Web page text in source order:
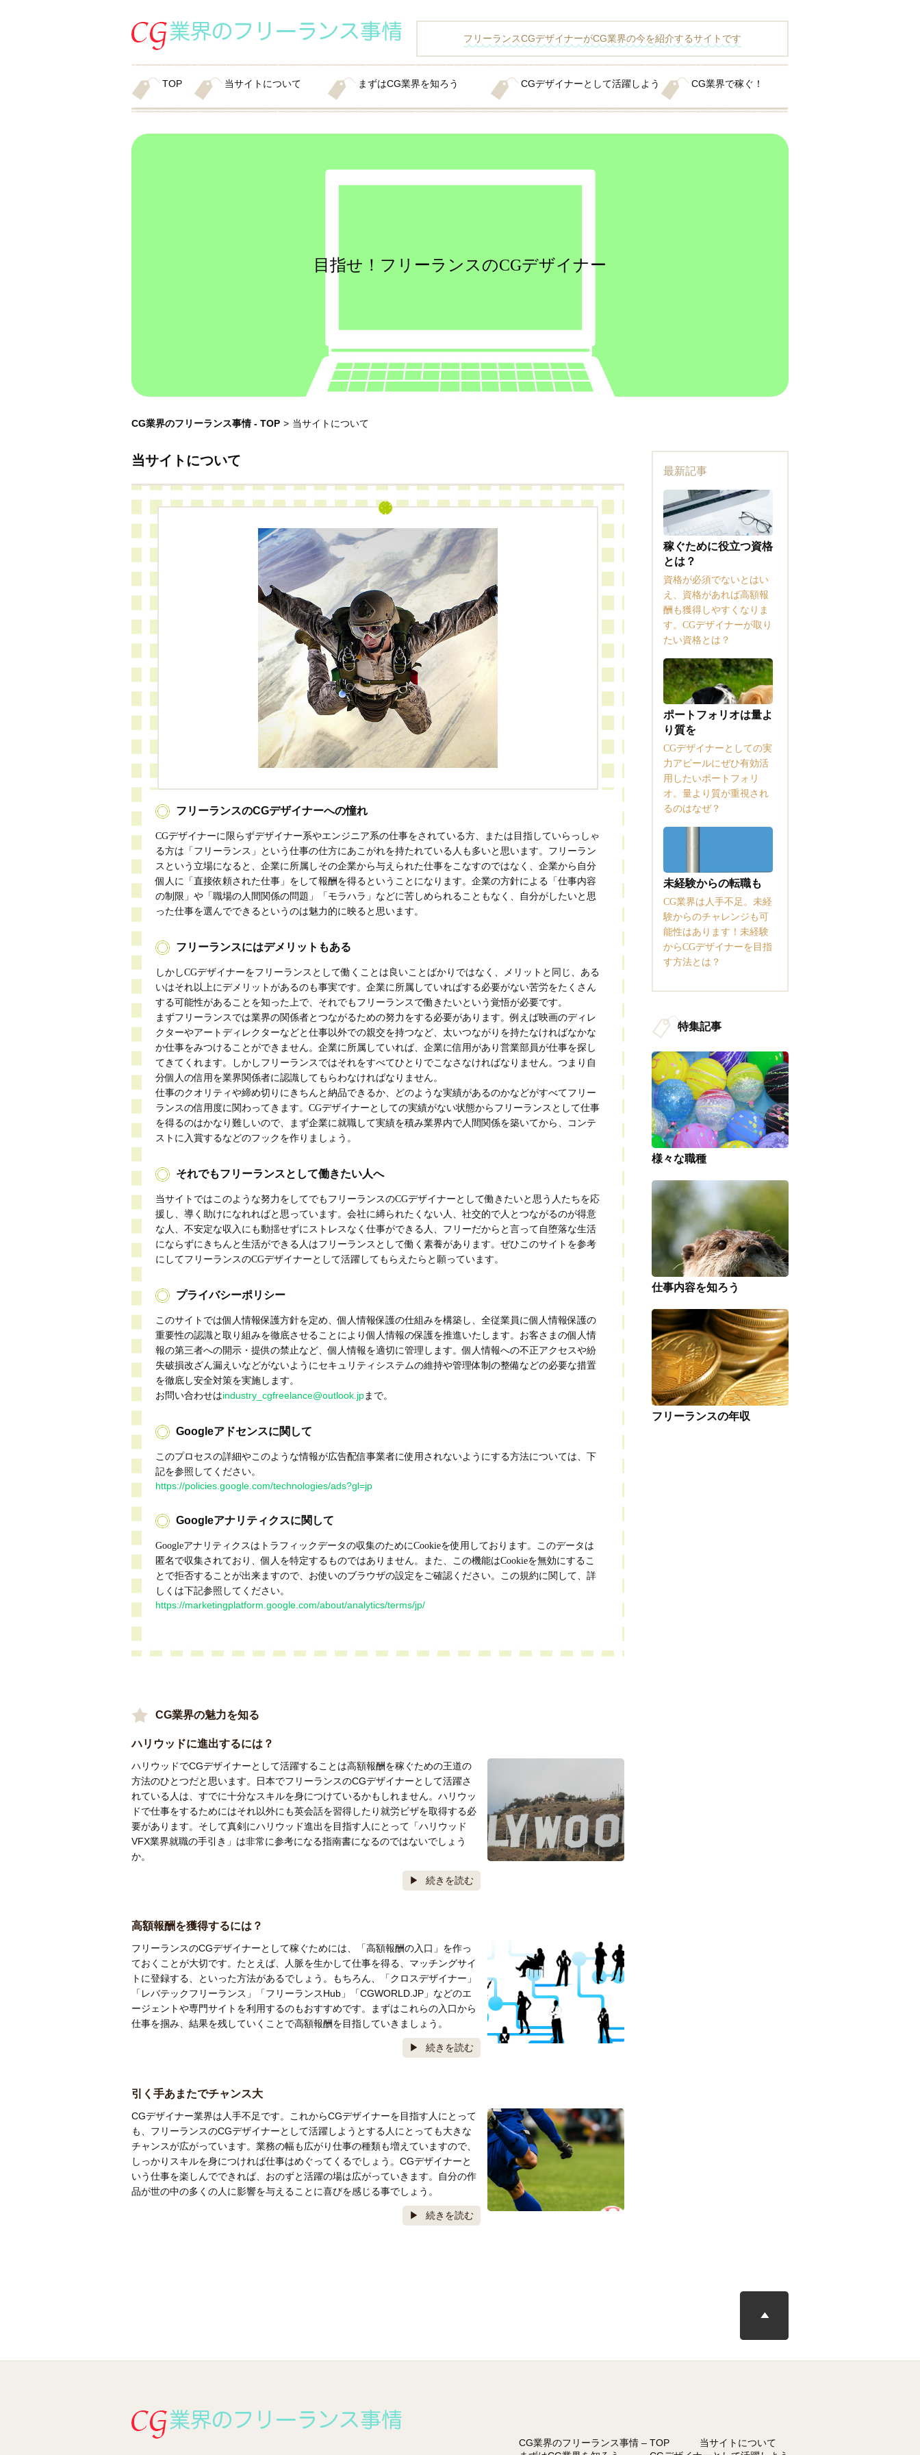
フリーランスCGデザイナーがCG業界の今を紹介するサイトです
TOP 当サイトについて まずはCG業界を知ろう CGデザイナーとして活躍しよう CG業界で稼ぐ！
目指せ！フリーランスのCGデザイナー
CG業界のフリーランス事情 - TOP > 当サイトについて
最新記事
稼ぐために役立つ資格
とは？
資格が必須でないとはい
え、資格があれば高額報
酬も獲得しやすくなりま
す。CGデザイナーが取り
たい資格とは？
ポートフォリオは量よ
り質を
CGデザイナーとしての実
力アピールにぜひ有効活
用したいポートフォリ
オ。量より質が重視され
るのはなぜ？
未経験からの転職も
CG業界は人手不足。未経
験からのチャレンジも可
能性はあります！未経験
からCGデザイナーを目指
す方法とは？
特集記事
様々な職種
仕事内容を知ろう
フリーランスの年収
当サイトについて
フリーランスのCGデザイナーへの憧れ
CGデザイナーに限らずデザイナー系やエンジニア系の仕事をされている方、または目指していらっしゃ
る方は「フリーランス」という仕事の仕方にあこがれを持たれている人も多いと思います。フリーラン
スという立場になると、企業に所属しその企業から与えられた仕事をこなすのではなく、企業から自分
個人に「直接依頼された仕事」をして報酬を得るということになります。企業の方針による「仕事内容
の制限」や「職場の人間関係の問題」「モラハラ」などに苦しめられることもなく、自分がしたいと思
った仕事を選んでできるというのは魅力的に映ると思います。
フリーランスにはデメリットもある
しかしCGデザイナーをフリーランスとして働くことは良いことばかりではなく、メリットと同じ、ある
いはそれ以上にデメリットがあるのも事実です。企業に所属していればする必要がない苦労をたくさん
する可能性があることを知った上で、それでもフリーランスで働きたいという覚悟が必要です。
まずフリーランスでは業界の関係者とつながるための努力をする必要があります。例えば映画のディレ
クターやアートディレクターなどと仕事以外での親交を持つなど、太いつながりを持たなければなかな
か仕事をみつけることができません。企業に所属していれば、企業に信用があり営業部員が仕事を探し
てきてくれます。しかしフリーランスではそれをすべてひとりでこなさなければなりません。つまり自
分個人の信用を業界関係者に認識してもらわなければなりません。
仕事のクオリティや締め切りにきちんと納品できるか、どのような実績があるのかなどがすべてフリー
ランスの信用度に関わってきます。CGデザイナーとしての実績がない状態からフリーランスとして仕事
を得るのはかなり難しいので、まず企業に就職して実績を積み業界内で人間関係を築いてから、コンテ
ストに入賞するなどのフックを作りましょう。
それでもフリーランスとして働きたい人へ
当サイトではこのような努力をしてでもフリーランスのCGデザイナーとして働きたいと思う人たちを応
援し、導く助けになれればと思っています。会社に縛られたくない人、社交的で人とつながるのが得意
な人、不安定な収入にも動揺せずにストレスなく仕事ができる人、フリーだからと言って自堕落な生活
にならずにきちんと生活ができる人はフリーランスとして働く素養があります。ぜひこのサイトを参考
にしてフリーランスのCGデザイナーとして活躍してもらえたらと願っています。
プライバシーポリシー
このサイトでは個人情報保護方針を定め、個人情報保護の仕組みを構築し、全従業員に個人情報保護の
重要性の認識と取り組みを徹底させることにより個人情報の保護を推進いたします。お客さまの個人情
報の第三者への開示・提供の禁止など、個人情報を適切に管理します。個人情報への不正アクセスや紛
失破損改ざん漏えいなどがないようにセキュリティシステムの維持や管理体制の整備などの必要な措置
を徹底し安全対策を実施します。
お問い合わせはindustry_cgfreelance@outlook.jpまで。
Googleアドセンスに関して
このプロセスの詳細やこのような情報が広告配信事業者に使用されないようにする方法については、下
記を参照してください。
https://policies.google.com/technologies/ads?gl=jp
Googleアナリティクスに関して
Googleアナリティクスはトラフィックデータの収集のためにCookieを使用しております。このデータは
匿名で収集されており、個人を特定するものではありません。また、この機能はCookieを無効にするこ
とで拒否することが出来ますので、お使いのブラウザの設定をご確認ください。この規約に関して、詳
しくは下記参照してください。
https://marketingplatform.google.com/about/analytics/terms/jp/
CG業界の魅力を知る
ハリウッドに進出するには？
ハリウッドでCGデザイナーとして活躍することは高額報酬を稼ぐための王道の
方法のひとつだと思います。日本でフリーランスのCGデザイナーとして活躍さ
れている人は、すでに十分なスキルを身につけているかもしれません。ハリウッ
ドで仕事をするためにはそれ以外にも英会話を習得したり就労ビザを取得する必
要があります。そして真剣にハリウッド進出を目指す人にとって「ハリウッド
VFX業界就職の手引き」は非常に参考になる指南書になるのではないでしょう
か。
続きを読む
高額報酬を獲得するには？
フリーランスのCGデザイナーとして稼ぐためには、「高額報酬の入口」を作っ
ておくことが大切です。たとえば、人脈を生かして仕事を得る、マッチングサイ
トに登録する、といった方法があるでしょう。もちろん、「クロスデザイナー」
「レバテックフリーランス」「フリーランスHub」「CGWORLD.JP」などのエ
ージェントや専門サイトを利用するのもおすすめです。まずはこれらの入口から
仕事を掴み、結果を残していくことで高額報酬を目指していきましょう。
続きを読む
引く手あまたでチャンス大
CGデザイナー業界は人手不足です。これからCGデザイナーを目指す人にとって
も、フリーランスのCGデザイナーとして活躍しようとする人にとっても大きな
チャンスが広がっています。業務の幅も広がり仕事の種類も増えていますので、
しっかりスキルを身につければ仕事はめぐってくるでしょう。CGデザイナーと
いう仕事を楽しんでできれば、おのずと活躍の場は広がっていきます。自分の作
品が世の中の多くの人に影響を与えることに喜びを感じる事でしょう。
続きを読む
CG業界のフリーランス事情 – TOP
当サイトについて